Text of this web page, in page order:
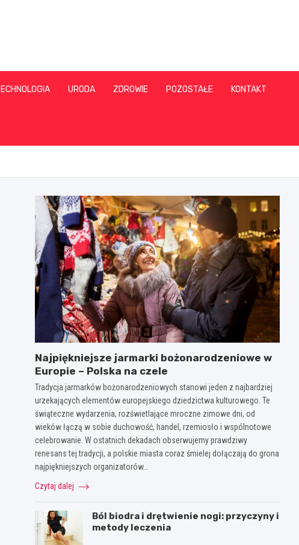
URODA ZDROWIE POZOSTAŁE KONTAKT
Najpiękniejsze jarmarki bożonarodzeniowe w
Europie – Polska na czele
Tradycja jarmarków bożonarodzeniowych stanowi jeden z najbardziej
urzekających elementów europejskiego dziedzictwa kulturowego. Te
świąteczne wydarzenia, rozświetlające mroczne zimowe dni, od
wieków łączą w sobie duchowość, handel, rzemiosło i wspólnotowe
celebrowanie. W ostatnich dekadach obserwujemy prawdziwy
renesans tej tradycji, a polskie miasta coraz śmielej dołączają do grona
najpiękniejszych organizatorów…
Czytaj dalej
Ból biodra i drętwienie nogi: przyczyny i
metody leczenia